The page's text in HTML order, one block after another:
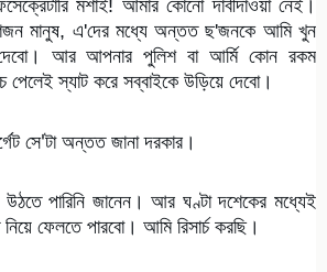
মশাই! আমার কোনো দাবীদাওয়া নেই।
মানুষ, এ'দের মধ্যে অন্তত ছ'জনকে আমি খুন
আর আপনার পুলিশ বা আর্মি কোন রকম
পেলেই স্যাট করে সব্বাইকে উড়িয়ে দেবো।
সে'টা অন্তত জানা দরকার।
পারিনি জানেন। আর ঘণ্টা দশেকের মধ্যেই
ফেলতে পারবো। আমি রিসার্চ করছি।